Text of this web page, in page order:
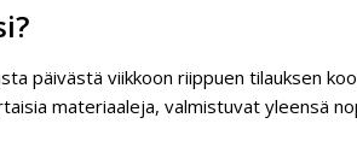
päivästä viikkoon riippuen tilauksen
materiaaleja, valmistuvat yleensä